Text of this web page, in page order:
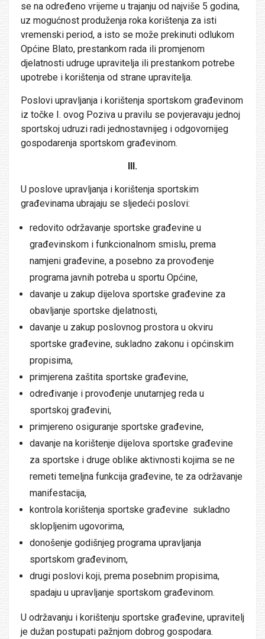
se na određeno vrijeme u trajanju od najviše 5 godina,
uz mogućnost produženja roka korištenja za isti
vremenski period, a isto se može prekinuti odlukom
Općine Blato, prestankom rada ili promjenom
djelatnosti udruge upravitelja ili prestankom potrebe
upotrebe i korištenja od strane upravitelja.
Poslovi upravljanja i korištenja sportskom građevinom
iz točke I. ovog Poziva u pravilu se povjeravaju jednoj
sportskoj udruzi radi jednostavnijeg i odgovornijeg
gospodarenja sportskom građevinom.
III.
U poslove upravljanja i korištenja sportskim
građevinama ubrajaju se sljedeći poslovi:
redovito održavanje sportske građevine u
građevinskom i funkcionalnom smislu, prema
namjeni građevine, a posebno za provođenje
programa javnih potreba u sportu Općine,
davanje u zakup dijelova sportske građevine za
obavljanje sportske djelatnosti,
davanje u zakup poslovnog prostora u okviru
sportske građevine, sukladno zakonu i općinskim
propisima,
primjerena zaštita sportske građevine,
određivanje i provođenje unutarnjeg reda u
sportskoj građevini,
primjereno osiguranje sportske građevine,
davanje na korištenje dijelova sportske građevine
za sportske i druge oblike aktivnosti kojima se ne
remeti temeljna funkcija građevine, te za održavanje
manifestacija,
kontrola korištenja sportske građevine sukladno
sklopljenim ugovorima,
donošenje godišnjeg programa upravljanja
sportskom građevinom,
drugi poslovi koji, prema posebnim propisima,
spadaju u upravljanje sportskom građevinom.
U održavanju i korištenju sportske građevine, upravitelj
je dužan postupati pažnjom dobrog gospodara.